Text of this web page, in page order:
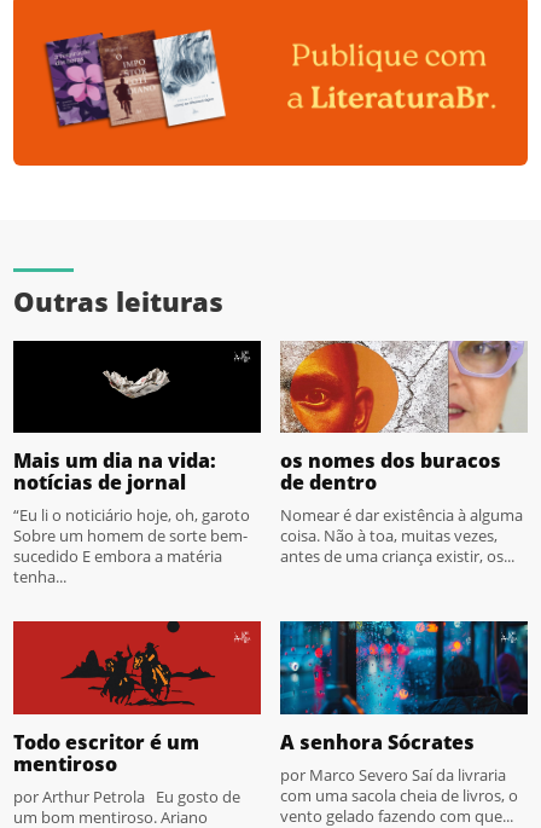
Outras leituras
Mais um dia na vida:
notícias de jornal
“Eu li o noticiário hoje, oh, garoto
Sobre um homem de sorte bem-
sucedido E embora a matéria
tenha...
os nomes dos buracos
de dentro
Nomear é dar existência à alguma
coisa. Não à toa, muitas vezes,
antes de uma criança existir, os...
Todo escritor é um
mentiroso
por Arthur Petrola Eu gosto de
um bom mentiroso. Ariano
A senhora Sócrates
por Marco Severo Saí da livraria
com uma sacola cheia de livros, o
vento gelado fazendo com que...